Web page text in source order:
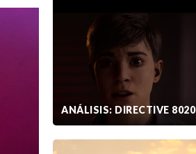
ANÁLISIS: DIRECTIVE 8020